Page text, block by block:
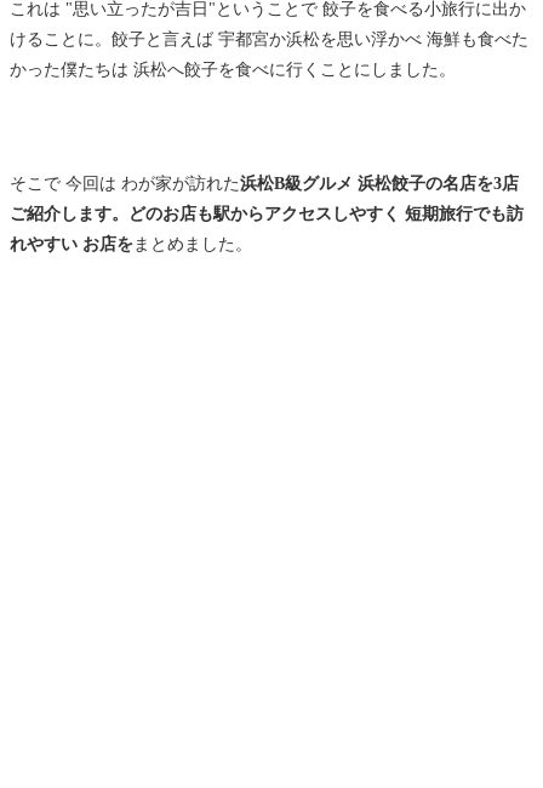
これは "思い立ったが吉日"ということで 餃子を食べる小旅行に出か
けることに。餃子と言えば 宇都宮か浜松を思い浮かべ 海鮮も食べた
かった僕たちは 浜松へ餃子を食べに行くことにしました。
そこで 今回は わが家が訪れた浜松B級グルメ 浜松餃子の名店を3店
ご紹介します。どのお店も駅からアクセスしやすく 短期旅行でも訪
れやすい お店をまとめました。